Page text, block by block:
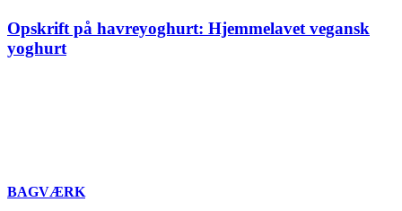
Opskrift på havreyoghurt: Hjemmelavet vegansk
yoghurt
BAGVÆRK